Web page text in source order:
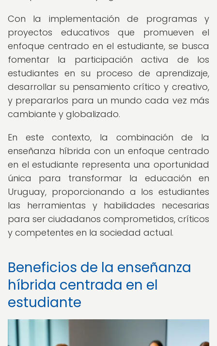
Con la implementación de programas y
proyectos educativos que promueven el
enfoque centrado en el estudiante, se busca
fomentar la participación activa de los
estudiantes en su proceso de aprendizaje,
desarrollar su pensamiento crítico y creativo,
y prepararlos para un mundo cada vez más
cambiante y globalizado.
En este contexto, la combinación de la
enseñanza híbrida con un enfoque centrado
en el estudiante representa una oportunidad
única para transformar la educación en
Uruguay, proporcionando a los estudiantes
las herramientas y habilidades necesarias
para ser ciudadanos comprometidos, críticos
y competentes en la sociedad actual.
Beneficios de la enseñanza
híbrida centrada en el
estudiante